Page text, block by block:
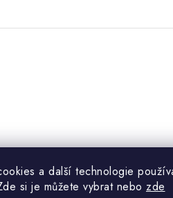
a další technologie
si je můžete vybrat nebo zde